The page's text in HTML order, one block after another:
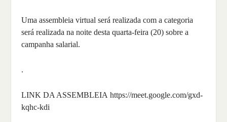
Uma assembleia virtual será realizada com a categoria
será realizada na noite desta quarta-feira (20) sobre a
campanha salarial.
.
LINK DA ASSEMBLEIA https://meet.google.com/gxd-
kqhc-kdi